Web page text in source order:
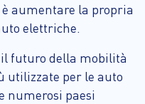
aumentare la propria
elettriche.
futuro della mobilità
utilizzate per le auto
numerosi paesi